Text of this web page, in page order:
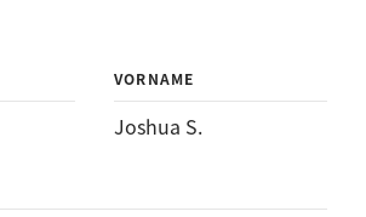
VORNAME
Joshua S.